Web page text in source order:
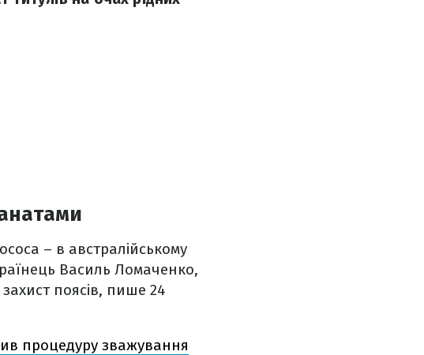
– в австралійському
Василь Ломаченко,
поясів, пише 24
процедуру зважування